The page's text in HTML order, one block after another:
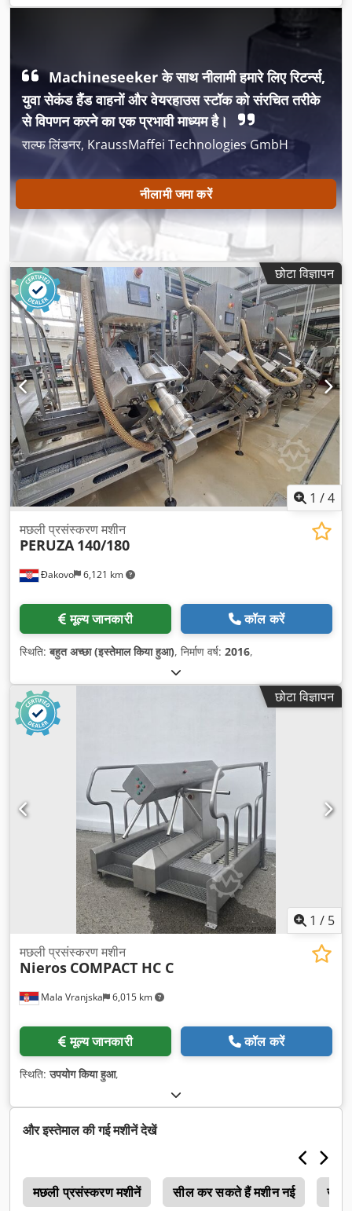
Machineseeker के साथ नीलामी हमारे लिए रिटर्न्स,
युवा सेकंड हैंड वाहनों और वेयरहाउस स्टॉक को संरचित तरीके
से विपणन करने का एक प्रभावी माध्यम है।
राल्फ लिंडनर, KraussMaffei Technologies GmbH
नीलामी जमा करें
छोटा विज्ञापन
1 /4
Đakovo 6,121 km
मछली प्रसंस्करण मशीन
PERUZA 140/180
मूल्य जानकारी कॉल करें
स्थिति:बहुत अच्छा (इस्तेमाल किया हुआ), निर्माण वर्ष: 2016,
छोटा विज्ञापन
1 / 5
Mala Vranjska 6,015 km
मछली प्रसंस्करण मशीन
Nieros COMPACT HC C
मूल्य जानकारी कॉल करें
स्थिति:उपयोग किया हुआ,
और इस्तेमाल की गई मशीनें देखें
मछली प्रसंस्करण मशीनें सील कर सकते हैं मशीन नई जमे